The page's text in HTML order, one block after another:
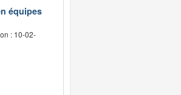
équipes
: 10-02-